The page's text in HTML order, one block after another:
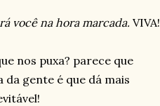
você na hora marcada. VIVA!
nos puxa? parece que
gente é que dá mais